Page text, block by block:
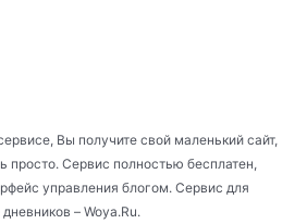
Вы получите свой маленький сайт,
просто. Сервис полностью бесплатен,
управления блогом. Сервис для
– Woya.Ru.